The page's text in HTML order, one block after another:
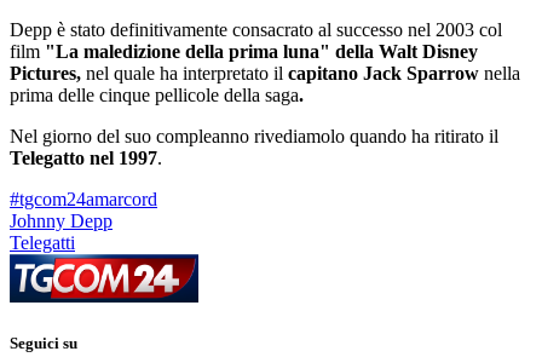
Depp è stato definitivamente consacrato al successo nel 2003 col
film "La maledizione della prima luna" della Walt Disney
Pictures, nel quale ha interpretato il capitano Jack Sparrow nella
prima delle cinque pellicole della saga.
Nel giorno del suo compleanno rivediamolo quando ha ritirato il
Telegatto nel 1997.
#tgcom24amarcord
Johnny Depp
Telegatti
Seguici su